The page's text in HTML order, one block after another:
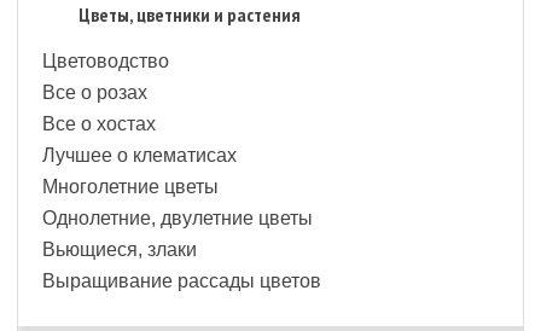
Цветы, цветники и растения
Цветоводство
Все о розах
Все о хостах
Лучшее о клематисах
Многолетние цветы
Однолетние, двулетние цветы
Вьющиеся, злаки
Выращивание рассады цветов